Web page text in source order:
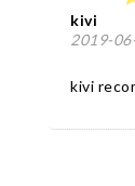
kivi
2019-
kivi